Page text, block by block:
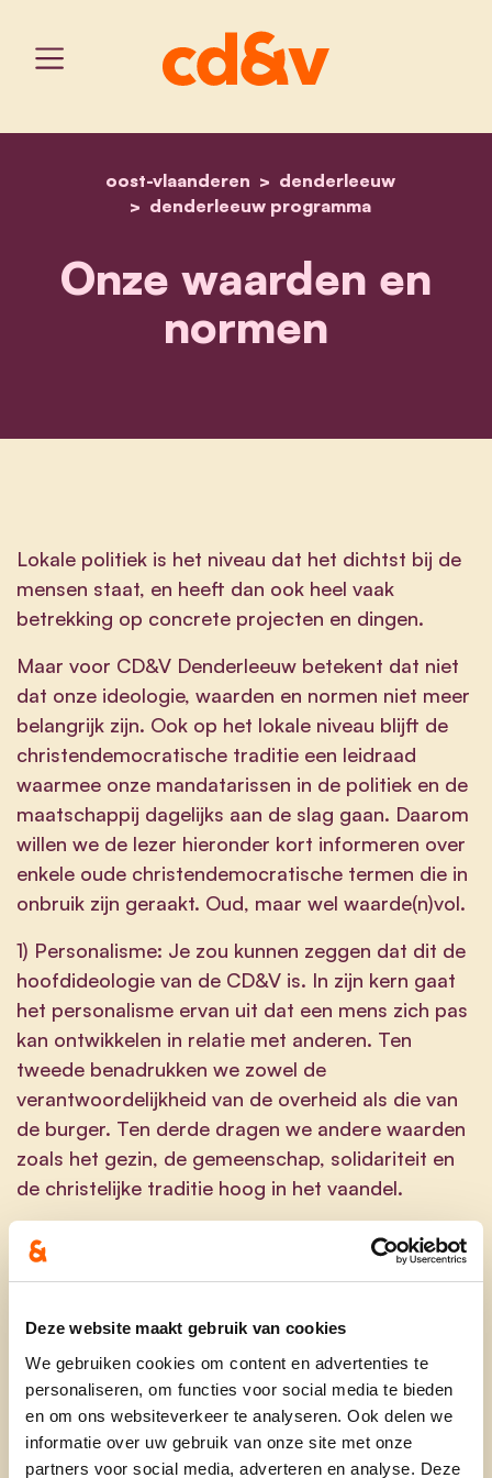
Deze website maakt gebruik van cookies
We gebruiken cookies om content en advertenties te
personaliseren, om functies voor social media te bieden
en om ons websiteverkeer te analyseren. Ook delen we
informatie over uw gebruik van onze site met onze
partners voor social media, adverteren en analyse. Deze
home
oost-vlaanderen
denderleeuw
denderleeuw programma
onze waarden en normen
Onze waarden en
normen
Lokale politiek is het niveau dat het dichtst bij de
mensen staat, en heeft dan ook heel vaak
betrekking op concrete projecten en dingen.
Maar voor CD&V Denderleeuw betekent dat niet
dat onze ideologie, waarden en normen niet meer
belangrijk zijn. Ook op het lokale niveau blijft de
christendemocratische traditie een leidraad
waarmee onze mandatarissen in de politiek en de
maatschappij dagelijks aan de slag gaan. Daarom
willen we de lezer hieronder kort informeren over
enkele oude christendemocratische termen die in
onbruik zijn geraakt. Oud, maar wel waarde(n)vol.
1) Personalisme: Je zou kunnen zeggen dat dit de
hoofdideologie van de CD&V is. In zijn kern gaat
het personalisme ervan uit dat een mens zich pas
kan ontwikkelen in relatie met anderen. Ten
tweede benadrukken we zowel de
verantwoordelijkheid van de overheid als die van
de burger. Ten derde dragen we andere waarden
zoals het gezin, de gemeenschap, solidariteit en
de christelijke traditie hoog in het vaandel.
Tot slot is nuttig om nog eens het verschil tussen
het personalisme (CD&V) en een echt
VA, Vlaams Belang). Het personalisme en de
christendemocratische traditie verdedigen zeker
conservatieve waarden en principes zoals een
kleine staat, (christelijke) religie, hiërarchie, en
identiteit. Het grote verschil punt bestaat erin dat
het personalisme veel meer de klemtoon op het